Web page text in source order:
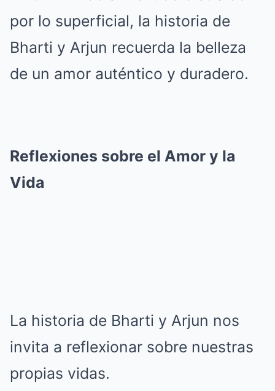
por lo superficial, la historia de
Bharti y Arjun recuerda la belleza
de un amor auténtico y duradero.
Reflexiones sobre el Amor y la
Vida
La historia de Bharti y Arjun nos
invita a reflexionar sobre nuestras
propias vidas.